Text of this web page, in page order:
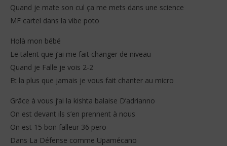
Quand je mate son cul ça me mets dans une science
MF cartel dans la vibe poto
Holà mon bébé
Le talent que j’ai me fait changer de niveau
Quand je Falle je vois 2-2
Et la plus que jamais je vous fait chanter au micro
Grâce à vous j’ai la kishta balaise D’adrianno
On est devant ils s’en prennent à nous
On est 15 bon falleur 36 pero
Dans La Défense comme Upamécano